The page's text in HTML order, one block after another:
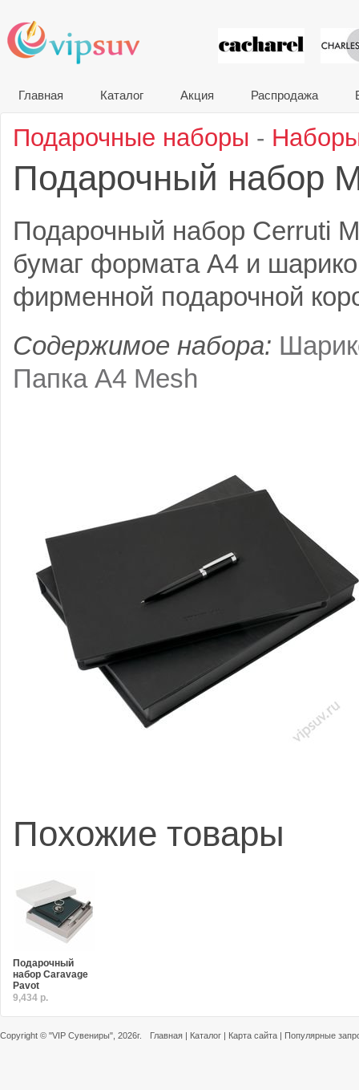
VIP
Главная Каталог Акция Распродажа
Подарочные наборы -
Подарочный набор
Подарочный набор Cerruti
бумаг формата А4 и
фирменной подарочной
Содержимое набора:
Папка A4 Mesh
Похожие товары
Подарочный
набор Caravage
Pavot
9,434 р.
Copyright © "VIP Сувениры" , 2026г. Главная | Каталог | Карта сайта | Популярные